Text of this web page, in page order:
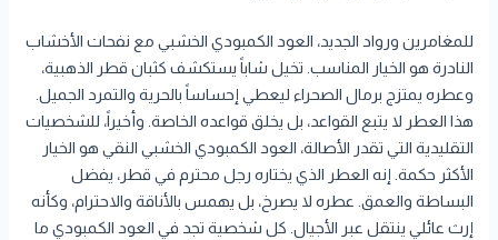
للمغامرين ورواد الجديد، العود الكمبودي الخشبي مع نفحات الأخشاب
النادرة هو الخيار المناسب. تخيل شاباً يستكشف كثبان قطر الذهبية،
وعطره يمتزج برمال الصحراء ليعطي إحساساً بالحرية والتمرد الجميل.
هذا العطر لا يتبع القواعد، بل يخلق قواعده الخاصة. وأخيراً، للشخصيات
التقليدية التي تقدر الأصالة، العود الكمبودي الخشبي النقي هو الخيار
الأكثر حكمة. إنه العطر الذي يختاره رجل محترم في قطر، يفضل
البساطة والعمق. عطره لا يصرخ، بل يهمس بالأناقة والاحترام، وكأنه
إرث عائلي ينتقل عبر الأجيال. كل شخصية تجد في العود الكمبودي ما